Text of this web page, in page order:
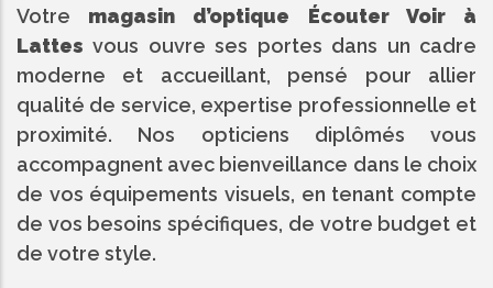
Votre magasin d’optique Écouter Voir à
Lattes vous ouvre ses portes dans un cadre
moderne et accueillant, pensé pour allier
qualité de service, expertise professionnelle et
proximité. Nos opticiens diplômés vous
accompagnent avec bienveillance dans le choix
de vos équipements visuels, en tenant compte
de vos besoins spécifiques, de votre budget et
de votre style.